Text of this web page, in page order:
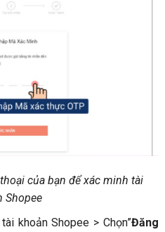
của bạn để xác minh tài
Shopee
tài khoản Shopee > Chọn”Đăng